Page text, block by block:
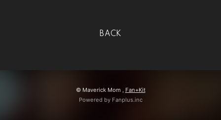
BACK
© Maverick Mom , Fan+Kit
Powered by Fanplus.inc